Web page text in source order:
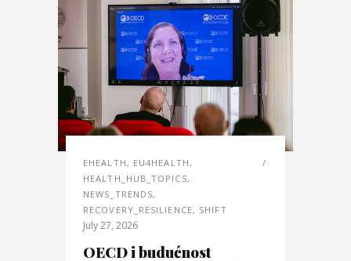
EHEALTH , EU4HEALTH ,
HEALTH_HUB_TOPICS,
NEWS_TRENDS,
RECOVERY_RESILIENCE, SHIFT
July 27, 2026
OECD i budućnost